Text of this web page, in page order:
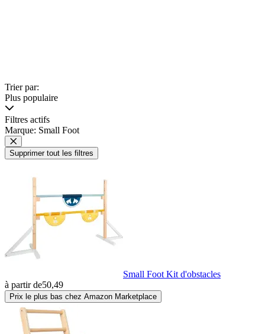
Trier par:
Plus populaire
Filtres actifs
Marque: Small Foot
Supprimer tout les filtres
Small Foot Kit d'obstacles
à partir de50,49
Prix le plus bas chez Amazon Marketplace